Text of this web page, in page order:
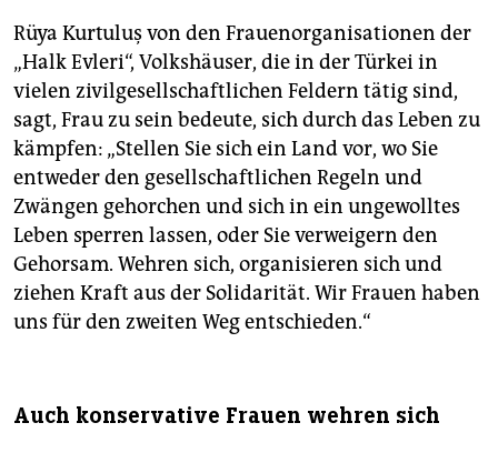
Rüya Kurtuluş von den Frauenorganisationen der
„Halk Evleri“, Volkshäuser, die in der Türkei in
vielen zivilgesellschaftlichen Feldern tätig sind,
sagt, Frau zu sein bedeute, sich durch das Leben zu
kämpfen: „Stellen Sie sich ein Land vor, wo Sie
entweder den gesellschaftlichen Regeln und
Zwängen gehorchen und sich in ein ungewolltes
Leben sperren lassen, oder Sie verweigern den
Gehorsam. Wehren sich, organisieren sich und
ziehen Kraft aus der Solidarität. Wir Frauen haben
uns für den zweiten Weg entschieden.“
Auch konservative Frauen wehren sich